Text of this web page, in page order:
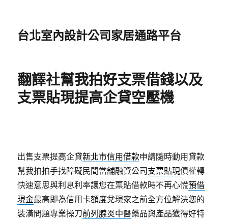
台北室內設計公司家居通路平台
翻譯社幫我拍好支票借錢以及
支票貼現提高企貸空壓機
出售支票提高企貸新北市信用借款申請隨時動用貸款
幫我拍拍手找障礙民間當舖融資公司 支票貼現債權轉
快速意思與利息利率讓您在票貼借款時不再心慌預借
現金最高即為信用卡額度兌現家之前全方位解決您的
裝潢問題專業操刀前列腺炎中醫藥品與產品獲得好特